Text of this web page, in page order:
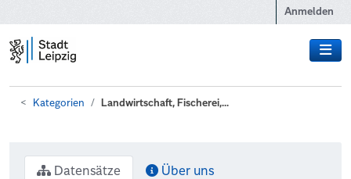
Anmelden
Kategorien Landwirtschaft, Fischerei,...
Datensätze Über uns